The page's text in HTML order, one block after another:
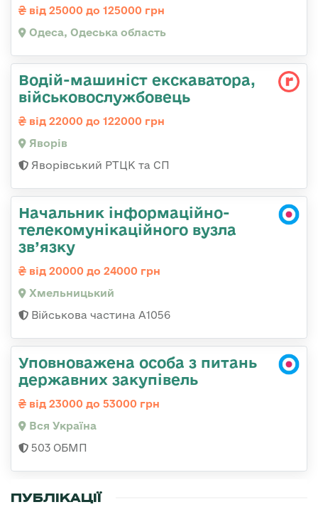
від 25000 до 125000 грн
Одеса, Одеська область
Водій-машиніст екскаватора,
військовослужбовець
від 22000 до 122000 грн
Яворів
Яворівський РТЦК та СП
Начальник інформаційно-
телекомунікаційного вузла
зв’язку
від 20000 до 24000 грн
Хмельницький
Військова частина А1056
Уповноважена особа з питань
державних закупівель
від 23000 до 53000 грн
Вся Україна
503 ОБМП
ПУБЛІКАЦІЇ